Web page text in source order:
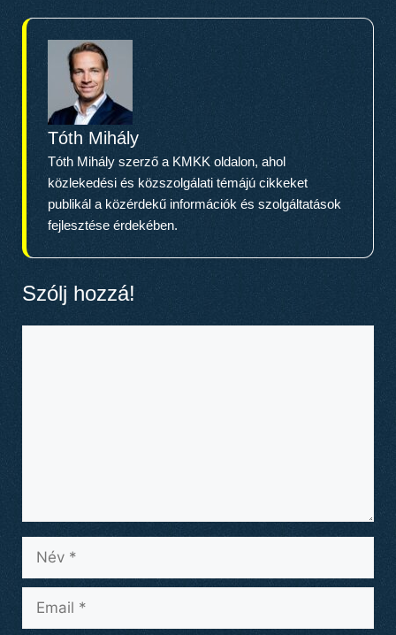
Tóth Mihály
Tóth Mihály szerző a KMKK oldalon, ahol
közlekedési és közszolgálati témájú cikkeket
publikál a közérdekű információk és szolgáltatások
fejlesztése érdekében.
Szólj hozzá!
Név
Email